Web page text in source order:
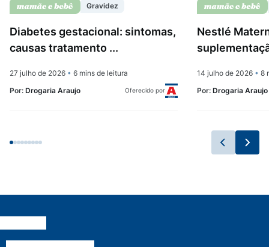
Gravidez
Diabetes gestacional: sintomas,
causas tratamento ...
27 julho de 2026 • 6 mins de leitura
Por: Drogaria Araujo Oferecido por
Nestlé
14 julho de 2026 • 8
Por: Drogaria Araujo